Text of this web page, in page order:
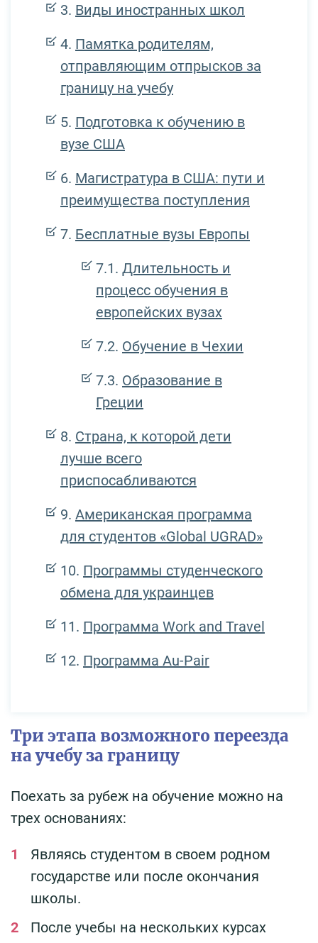
Виды иностранных школ
Памятка родителям,
отправляющим отпрысков за
границу на учебу
Подготовка к обучению в
вузе США
Магистратура в США: пути и
преимущества поступления
Бесплатные вузы Европы
Длительность и
процесс обучения в
европейских вузах
Обучение в Чехии
Образование в
Греции
Страна, к которой дети
лучше всего
приспосабливаются
Американская программа
для студентов «Global UGRAD»
Программы студенческого
обмена для украинцев
Программа Work and Travel
Программа Au-Pair
Три этапа возможного переезда
на учебу за границу
Поехать за рубеж на обучение можно на
трех основаниях:
Являясь студентом в своем родном
государстве или после окончания
школы.
После учебы на нескольких курсах